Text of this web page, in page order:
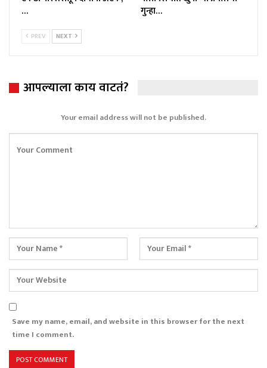
…
गुन्हा…
PREV NEXT
आपल्याला काय वाटतं?
Your email address will not be published.
Save my name, email, and website in this browser for the next
time I comment.